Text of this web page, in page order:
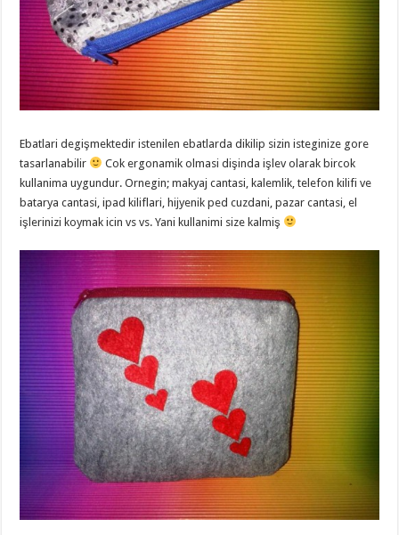
Ebatlari degişmektedir istenilen ebatlarda dikilip sizin isteginize gore
tasarlanabilir
Cok ergonamik olmasi dişinda işlev olarak bircok
kullanima uygundur. Ornegin; makyaj cantasi, kalemlik, telefon kilifi ve
batarya cantasi, ipad kiliflari, hijyenik ped cuzdani, pazar cantasi, el
işlerinizi koymak icin vs vs. Yani kullanimi size kalmiş